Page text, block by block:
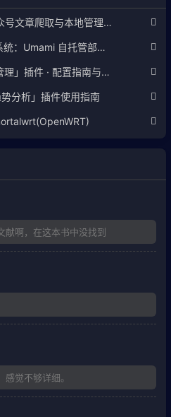
No.68 MP Harvest：微信公众号文章爬取与本地管理工具使用指南
No.67 Halo 博客访问量统计系统：Umami 自托管部署完整教程
No.66 Halo 博客「资源下载管理」插件 · 配置指南与使用说明
分析」插件使用指南
献啊，在这本书中没找到
觉不够详细。